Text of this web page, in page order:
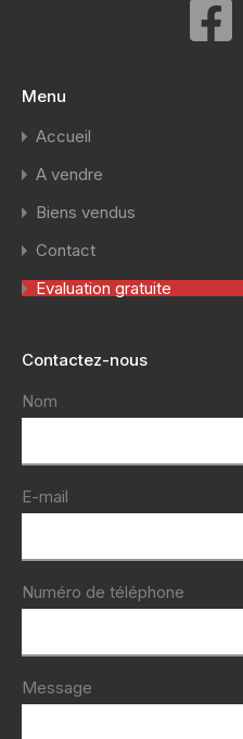
Menu
Accueil
A vendre
Biens vendus
Contact
Evaluation gratuite
Contactez-nous
Nom
E-mail
Numéro de téléphone
Message